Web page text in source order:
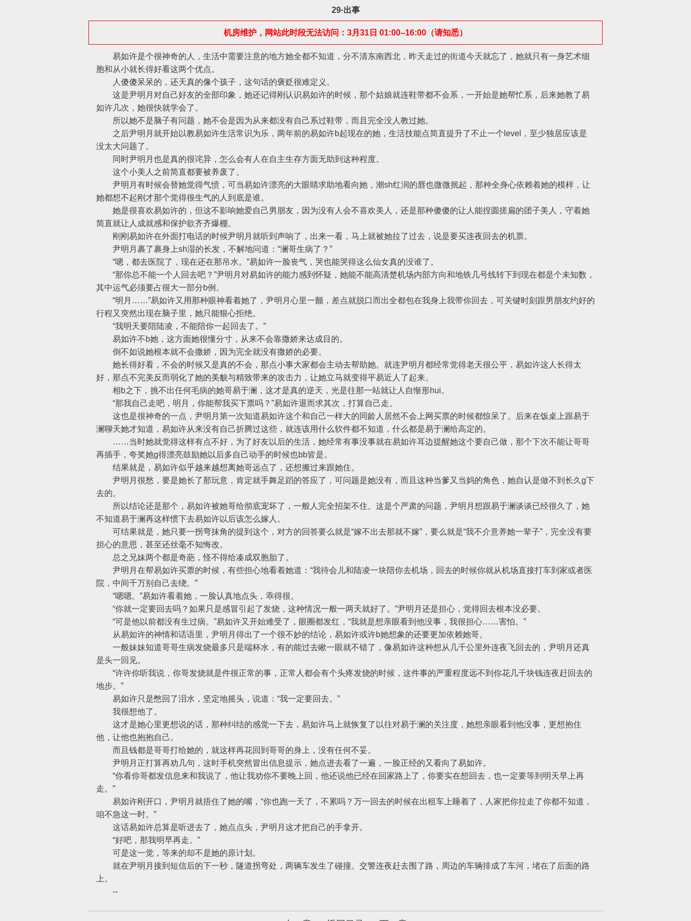
29·出事
机房维护，网站此时段无法访问：3月31日 01:00–16:00（请知悉）
易如许是个很神奇的人，生活中需要注意的地方她全都不知道，分不清东南西北，昨天走过的街道今天就忘了，她就只有一身艺术细
胞和从小就长得好看这两个优点。
人傻傻呆呆的，还天真的像个孩子，这句话的褒贬很难定义。
这是尹明月对自己好友的全部印象，她还记得刚认识易如许的时候，那个姑娘就连鞋带都不会系，一开始是她帮忙系，后来她教了易
如许几次，她很快就学会了。
所以她不是脑子有问题，她不会是因为从来都没有自己系过鞋带，而且完全没人教过她。
之后尹明月就开始以教易如许生活常识为乐，两年前的易如许b起现在的她，生活技能点简直提升了不止一个level，至少独居应该是
没太大问题了。
同时尹明月也是真的很诧异，怎么会有人在自主生存方面无助到这种程度。
这个小美人之前简直都要被养废了。
尹明月有时候会替她觉得气愤，可当易如许漂亮的大眼睛求助地看向她，潮sh红润的唇也微微抿起，那种全身心依赖着她的模样，让
她都想不起刚才那个觉得很生气的人到底是谁。
她是很喜欢易如许的，但这不影响她爱自己男朋友，因为没有人会不喜欢美人，还是那种傻傻的让人能捏圆搓扁的团子美人，守着她
简直就让人成就感和保护欲齐齐爆棚。
刚刚易如许在外面打电话的时候尹明月就听到声响了，出来一看，马上就被她拉了过去，说是要买连夜回去的机票。
尹明月裹了裹身上sh湿的长发，不解地问道：“澜哥生病了？”
“嗯，都去医院了，现在还在那吊水。”易如许一脸丧气，哭也能哭得这么仙女真的没谁了。
“那你总不能一个人回去吧？”尹明月对易如许的能力感到怀疑，她能不能高清楚机场内部方向和地铁几号线转下到现在都是个未知数，
其中运气必须要占很大一部分b例。
“明月……”易如许又用那种眼神看着她了，尹明月心里一颤，差点就脱口而出全都包在我身上我带你回去，可关键时刻跟男朋友约好的
行程又突然出现在脑子里，她只能狠心拒绝。
“我明天要陪陆凌，不能陪你一起回去了。”
易如许不b她，这方面她很懂分寸，从来不会靠撒娇来达成目的。
倒不如说她根本就不会撒娇，因为完全就没有撒娇的必要。
她长得好看，不会的时候又是真的不会，那点小事大家都会主动去帮助她。就连尹明月都经常觉得老天很公平，易如许这人长得太
好，那点不完美反而弱化了她的美貌与精致带来的攻击力，让她立马就变得平易近人了起来。
相b之下，挑不出任何毛病的她哥易于澜，这才是真的逆天，光是往那一站就让人自惭形hui。
“那我自己走吧，明月，你能帮我买下票吗？”易如许退而求其次，打算自己走。
这也是很神奇的一点，尹明月第一次知道易如许这个和自己一样大的同龄人居然不会上网买票的时候都惊呆了。后来在饭桌上跟易于
澜聊天她才知道，易如许从来没有自己折腾过这些，就连该用什么软件都不知道，什么都是易于澜给高定的。
……当时她就觉得这样有点不好，为了好友以后的生活，她经常有事没事就在易如许耳边提醒她这个要自己做，那个下次不能让哥哥
再插手，夸奖她g得漂亮鼓励她以后多自己动手的时候也bb皆是。
结果就是，易如许似乎越来越想离她哥远点了，还想搬过来跟她住。
尹明月很愁，要是她长了那玩意，肯定就手舞足蹈的答应了，可问题是她没有，而且这种当爹又当妈的角色，她自认是做不到长久g下
去的。
所以结论还是那个，易如许被她哥给彻底宠坏了，一般人完全招架不住。这是个严肃的问题，尹明月想跟易于澜谈谈已经很久了，她
不知道易于澜再这样惯下去易如许以后该怎么嫁人。
可结果就是，她只要一拐弯抹角的提到这个，对方的回答要么就是“嫁不出去那就不嫁”，要么就是“我不介意养她一辈子”，完全没有要
担心的意思，甚至还丝毫不知悔改。
总之兄妹两个都是奇葩，怪不得给凑成双胞胎了。
尹明月在帮易如许买票的时候，有些担心地看着她道：“我待会儿和陆凌一块陪你去机场，回去的时候你就从机场直接打车到家或者医
院，中间千万别自己去绕。”
“嗯嗯。”易如许看着她，一脸认真地点头，乖得很。
“你就一定要回去吗？如果只是感冒引起了发烧，这种情况一般一两天就好了。”尹明月还是担心，觉得回去根本没必要。
“可是他以前都没有生过病。”易如许又开始难受了，眼圈都发红，“我就是想亲眼看到他没事，我很担心……害怕。”
从易如许的神情和话语里，尹明月得出了一个很不妙的结论，易如许或许b她想象的还要更加依赖她哥。
一般妹妹知道哥哥生病发烧最多只是端杯水，有的能过去瞅一眼就不错了，像易如许这种想从几千公里外连夜飞回去的，尹明月还真
是头一回见。
“许许你听我说，你哥发烧就是件很正常的事，正常人都会有个头疼发烧的时候，这件事的严重程度远不到你花几千块钱连夜赶回去的
地步。”
易如许只是憋回了泪水，坚定地摇头，说道：“我一定要回去。”
我很想他了。
这才是她心里更想说的话，那种纠结的感觉一下去，易如许马上就恢复了以往对易于澜的关注度，她想亲眼看到他没事，更想抱住
他，让他也抱抱自己。
而且钱都是哥哥打给她的，就这样再花回到哥哥的身上，没有任何不妥。
尹明月正打算再劝几句，这时手机突然冒出信息提示，她点进去看了一遍，一脸正经的又看向了易如许。
“你看你哥都发信息来和我说了，他让我劝你不要晚上回，他还说他已经在回家路上了，你要实在想回去，也一定要等到明天早上再
走。”
易如许刚开口，尹明月就捂住了她的嘴，“你也跑一天了，不累吗？万一回去的时候在出租车上睡着了，人家把你拉走了你都不知道，
咱不急这一时。”
这话易如许总算是听进去了，她点点头，尹明月这才把自己的手拿开。
“好吧，那我明早再走。”
可是这一觉，等来的却不是她的原计划。
就在尹明月接到短信后的下一秒，隧道拐弯处，两辆车发生了碰撞。交警连夜赶去围了路，周边的车辆排成了车河，堵在了后面的路
上。
--